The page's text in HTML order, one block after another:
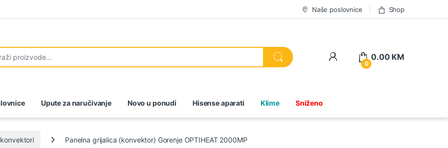
Naše poslovnice Shop
0
0.00 KM
Upute za naručivanje Novo u ponudi Hisense aparati Klime Sniženo
Panelna grijalica (konvektor) Gorenje OPTIHEAT 2000MP